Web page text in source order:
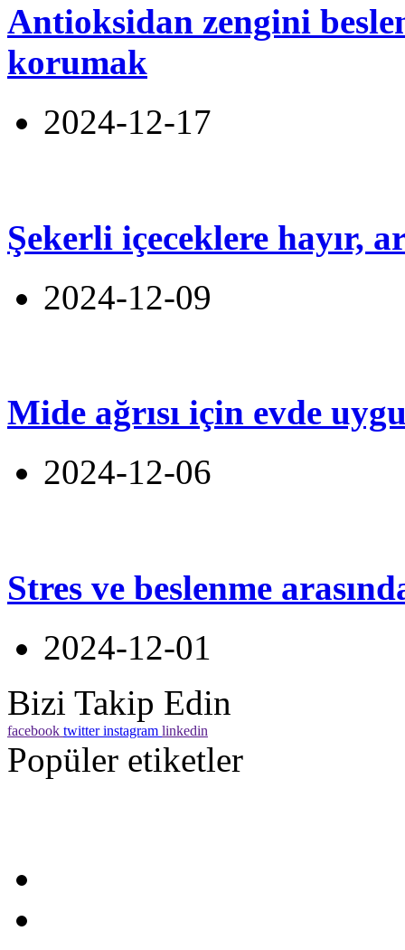
Antioksidan zengini
korumak
2024-12-17
Şekerli içeceklere hayır,
2024-12-09
Mide ağrısı için evde
2024-12-06
Stres ve beslenme
2024-12-01
Bizi Takip Edin
facebook twitter instagram linkedin
Popüler etiketler